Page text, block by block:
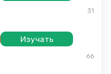
Изучать
31
66